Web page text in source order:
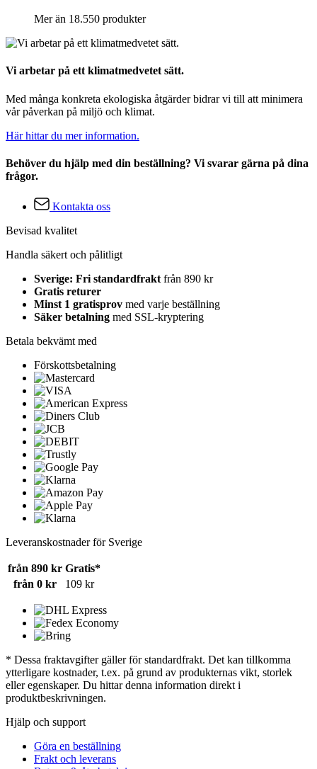
Mer än 18.550 produkter
Vi arbetar på ett klimatmedvetet sätt.
Med många konkreta ekologiska åtgärder bidrar vi till att minimera
vår påverkan på miljö och klimat.
Här hittar du mer information.
Behöver du hjälp med din beställning? Vi svarar gärna på dina
frågor.
Kontakta oss
Bevisad kvalitet
Handla säkert och pålitligt
Sverige: Fri standardfrakt från 890 kr
Gratis returer
Minst 1 gratisprov med varje beställning
Säker betalning med SSL-kryptering
Betala bekvämt med
Förskottsbetalning
Leveranskostnader för Sverige
från 890 kr Gratis*
från 0 kr
109 kr
* Dessa fraktavgifter gäller för standardfrakt. Det kan tillkomma
ytterligare kostnader, t.ex. på grund av produkternas vikt, storlek
eller egenskaper. Du hittar denna information direkt i
produktbeskrivningen.
Hjälp och support
Göra en beställning
Frakt och leverans